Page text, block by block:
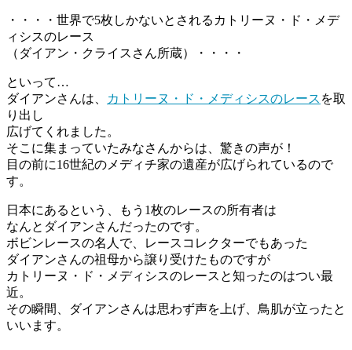
・・・・世界で5枚しかないとされるカトリーヌ・ド・メデ
ィシスのレース
（ダイアン・クライスさん所蔵）・・・・
といって…
ダイアンさんは、
カトリーヌ・ド・メディシスのレース を取
り出し
広げてくれました。
そこに集まっていたみなさんからは、驚きの声が！
目の前に16世紀のメディチ家の遺産が広げられているので
す。
日本にあるという、もう1枚のレースの所有者は
なんとダイアンさんだったのです。
ボビンレースの名人で、レースコレクターでもあった
ダイアンさんの祖母から譲り受けたものですが
カトリーヌ・ド・メディシスのレースと知ったのはつい最
近。
その瞬間、ダイアンさんは思わず声を上げ、鳥肌が立ったと
いいます。